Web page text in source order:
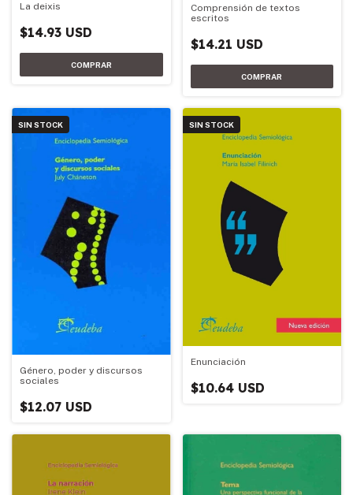
La deixis
$14.93 USD
Comprensión de textos
escritos
$14.21 USD
SIN STOCK
Género, poder y discursos
sociales
$12.07 USD
SIN STOCK
Enunciación
$10.64 USD